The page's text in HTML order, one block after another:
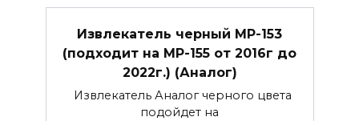
Извлекатель черный МР-153
(подходит на МР-155 от 2016г до
2022г.) (Аналог)
Извлекатель Аналог черного цвета
подойдет на